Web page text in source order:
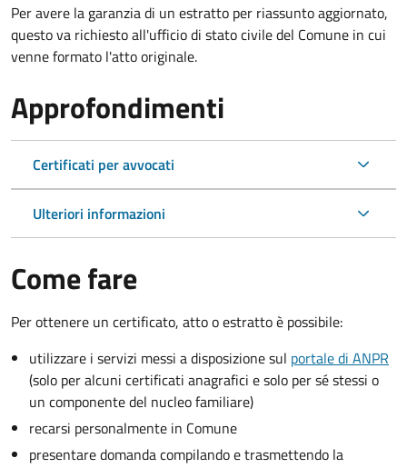
Per avere la garanzia di un estratto per riassunto aggiornato,
questo va richiesto all'ufficio di stato civile del Comune in cui
venne formato l'atto originale.
Approfondimenti
Certificati per avvocati
Ulteriori informazioni
Come fare
Per ottenere un certificato, atto o estratto è possibile:
utilizzare i servizi messi a disposizione sul portale di ANPR
(solo per alcuni certificati anagrafici e solo per sé stessi o
un componente del nucleo familiare)
recarsi personalmente in Comune
presentare domanda compilando e trasmettendo la